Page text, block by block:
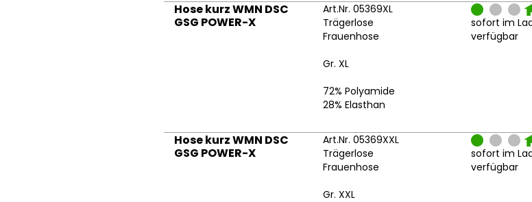
Hose kurz WMN DSC
GSG POWER-X
Art.Nr. 05369XL
Trägerlose
Frauenhose
Gr. XL
72% Polyamide
28% Elasthan
sofort im
verfügbar
Hose kurz WMN DSC
GSG POWER-X
Art.Nr. 05369XXL
Trägerlose
Frauenhose
Gr. XXL
sofort im
verfügbar